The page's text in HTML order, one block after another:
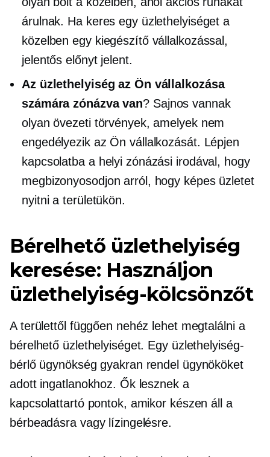
árulnak. Ha keres egy üzlethelyiséget a
közelben egy kiegészítő vállalkozással,
jelentős előnyt jelent.
Az üzlethelyiség az Ön vállalkozása
számára zónázva van? Sajnos vannak
olyan övezeti törvények, amelyek nem
engedélyezik az Ön vállalkozását. Lépjen
kapcsolatba a helyi zónázási irodával, hogy
megbizonyosodjon arról, hogy képes üzletet
nyitni a területükön.
Bérelhető üzlethelyiség
keresése: Használjon
üzlethelyiség-kölcsönzőt
A területtől függően nehéz lehet megtalálni a
bérelhető üzlethelyiséget. Egy üzlethelyiség-
bérlő ügynökség gyakran rendel ügynököket
adott ingatlanokhoz. Ők lesznek a
kapcsolattartó pontok, amikor készen áll a
bérbeadásra vagy lízingelésre.